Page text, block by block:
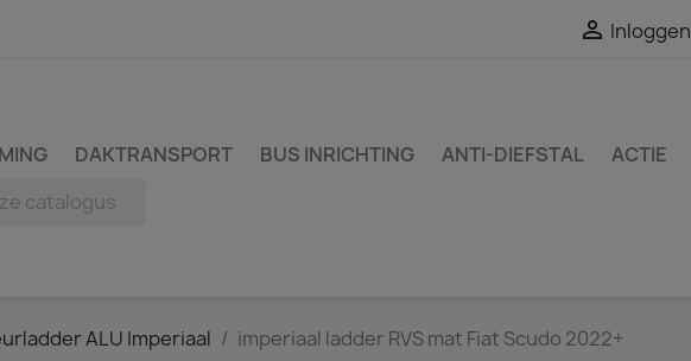
 Inloggen
DAKTRANSPORT BUS INRICHTING ANTI-DIEFSTAL ACTIE
ALU Imperiaal imperiaal ladder RVS mat Fiat Scudo 2022+